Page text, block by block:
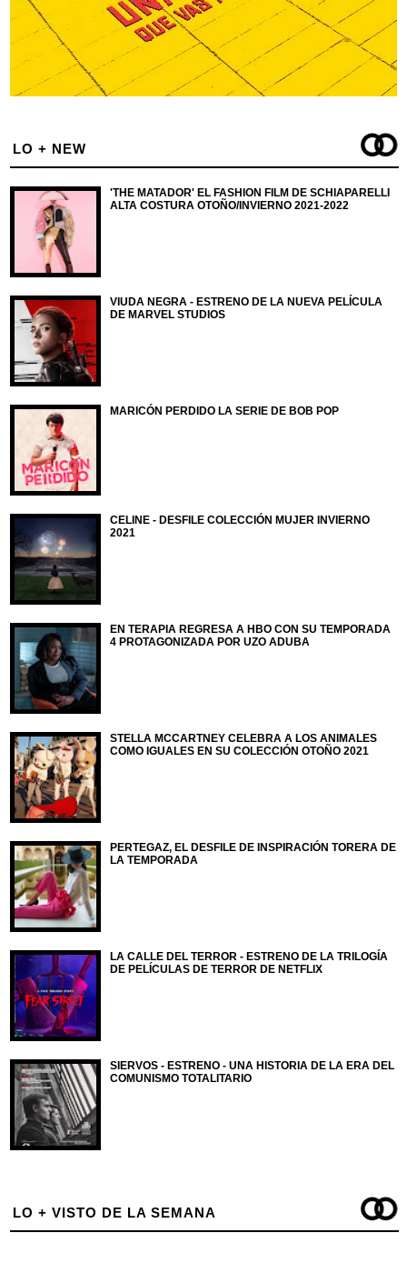
LO + NEW
'THE MATADOR' EL FASHION FILM DE SCHIAPARELLI
ALTA COSTURA OTOÑO/INVIERNO 2021-2022
VIUDA NEGRA - ESTRENO DE LA NUEVA PELÍCULA
DE MARVEL STUDIOS
MARICÓN PERDIDO LA SERIE DE BOB POP
CELINE - DESFILE COLECCIÓN MUJER INVIERNO
2021
EN TERAPIA REGRESA A HBO CON SU TEMPORADA
4 PROTAGONIZADA POR UZO ADUBA
STELLA MCCARTNEY CELEBRA A LOS ANIMALES
COMO IGUALES EN SU COLECCIÓN OTOÑO 2021
PERTEGAZ, EL DESFILE DE INSPIRACIÓN TORERA DE
LA TEMPORADA
LA CALLE DEL TERROR - ESTRENO DE LA TRILOGÍA
DE PELÍCULAS DE TERROR DE NETFLIX
SIERVOS - ESTRENO - UNA HISTORIA DE LA ERA DEL
COMUNISMO TOTALITARIO
LO + VISTO DE LA SEMANA